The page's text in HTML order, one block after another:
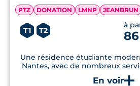
PTZ DONATION LMNP JEANBRUN
T1 T2
à
Une résidence étudiante
Nantes, avec de nombreux
immédiate des